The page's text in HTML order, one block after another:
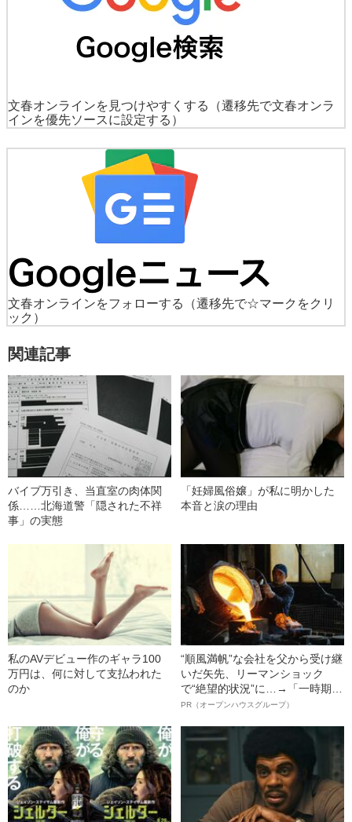
文春オンラインを見つけやすくする
（遷移先で文春オンラ
インを優先ソースに設定する）
文春オンラインをフォローする
（遷移先で☆マークをクリ
ック）
関連記事
バイブ万引き、当直室の肉体関
係……北海道警「隠された不祥
事」の実態
「妊婦風俗嬢」が私に明かした
本音と涙の理由
私のAVデビュー作のギャラ100
万円は、何に対して支払われた
のか
“順風満帆”な会社を父から受け継
いだ矢先、リーマンショック
で“絶望的状況”に…→「一時期は
納品3年待ち」のヒット商品を生
明かす、“逆転の戦術”
PR（オープンハウスグループ）